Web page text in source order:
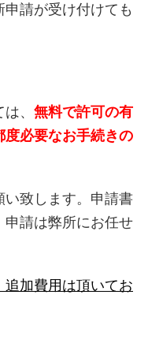
請が受け付けても
、 無料で許可の有
必要なお手続きの
い致します。申請書
請は弊所にお任せ
加費用は頂いてお